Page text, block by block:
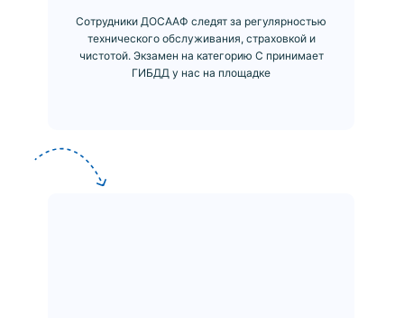
Сотрудники ДОСААФ следят за регулярностью
технического обслуживания, страховкой и
чистотой. Экзамен на категорию С принимает
ГИБДД у нас на площадке